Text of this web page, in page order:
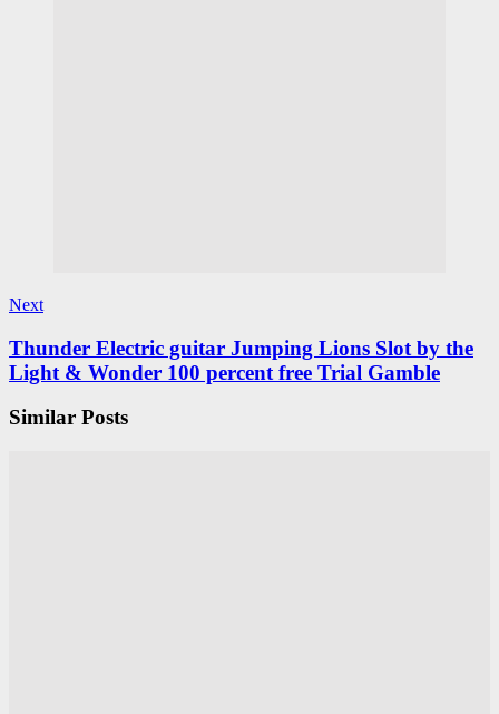
Next
Thunder Electric guitar Jumping Lions Slot by the
Light & Wonder 100 percent free Trial Gamble
Similar Posts